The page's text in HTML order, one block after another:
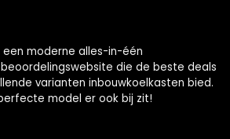
een moderne alles-in-één
die de beste deals
varianten inbouwkoelkasten bied.
model er ook bij zit!